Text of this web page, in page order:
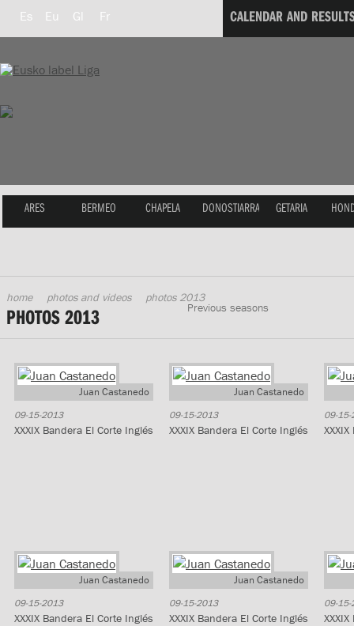
Es Eu Gl Fr CALENDAR AND
ARES BERMEO CHAPELA DONOSTIARRA GETARIA
home photos and videos photos 2013
PHOTOS 2013 Previous seasons
Juan Castanedo
09-15-2013
XXXIX Bandera El Corte Inglés
Juan Castanedo
09-15-2013
XXXIX Bandera El Corte Inglés
09-
Juan Castanedo
09-15-2013
XXXIX Bandera El Corte Inglés
Juan Castanedo
09-15-2013
XXXIX Bandera El Corte Inglés
09-